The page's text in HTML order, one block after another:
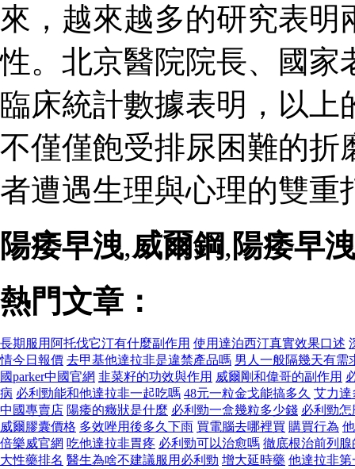
來，越來越多的研究表
性。北京醫院院長、國家
臨床統計數據表明，以上
不僅僅飽受排尿困難的折
者遭遇生理與心理的雙重
陽痿早洩,威爾鋼, 陽痿早洩
熱門文章：
長期服用阿托伐它汀有什麼副作用 使用達泊西汀真實效果口述
情今日報價 去甲基他達拉非是違禁產品嗎 男人一般隔幾天有需
國parker中國官網 韭菜籽的功效與作用 威爾剛和偉哥的副作用
病 必利勁能和他達拉非一起吃嗎 48元一粒金戈能搞多久 艾力達
中國專賣店 陽痿的癥狀是什麼 必利勁一盒幾粒多少錢 必利勁
威爾膠囊價格 多效唑用後多久下雨 買電腦去哪裡買 購買行為
倍樂威官網 吃他達拉非胃疼 必利勁可以治愈嗎 徹底根治前列腺
大性藥排名 醫生為啥不建議服用必利勁 增大延時藥 他達拉非